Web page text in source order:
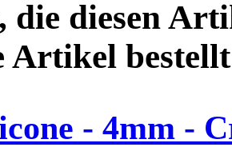
die diesen
Artikel
- 4mm -